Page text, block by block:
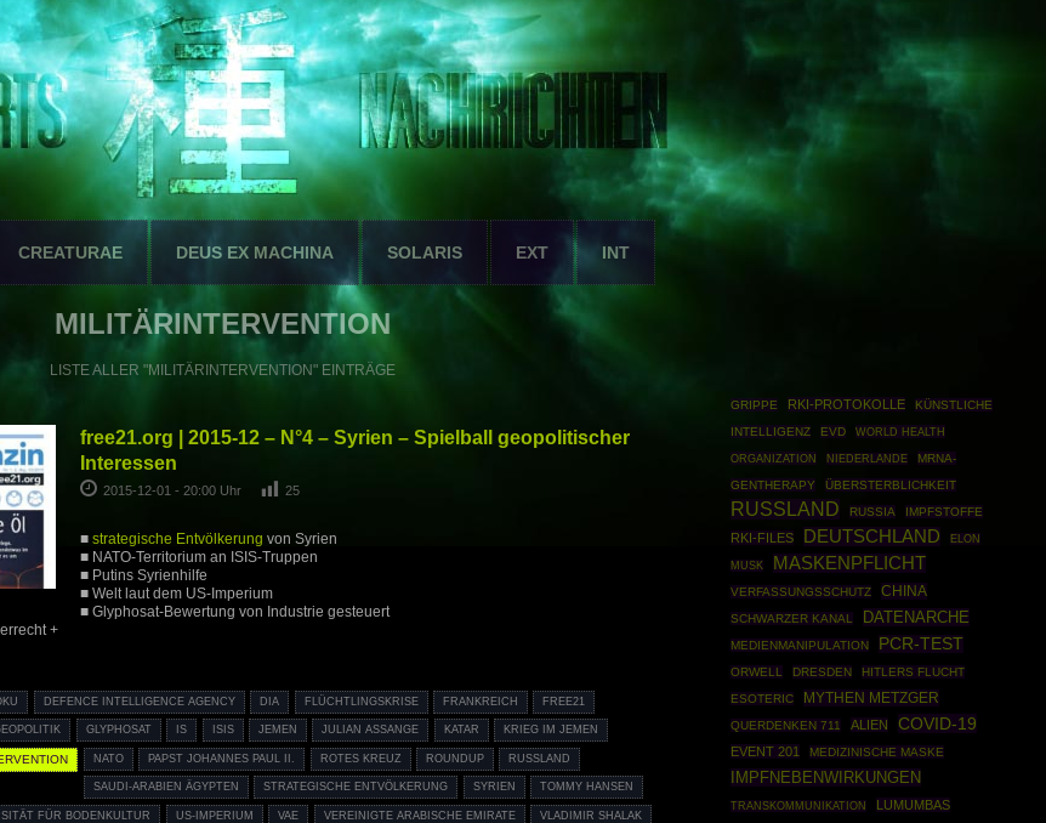
CREATURAE DEUS EX MACHINA SOLARIS EXT INT
MILITÄRINTERVENTION
LISTE ALLER "MILITÄRINTERVENTION" EINTRÄGE
free21.org | 2015-12 – N°4 – Syrien – Spielball geopolitischer
Interessen
2015-12-01 - 20:00 Uhr 25
■ strategische Entvölkerung von Syrien
■ NATO-Territorium an ISIS-Truppen
■ Putins Syrienhilfe
■ Welt laut dem US-Imperium
■ Glyphosat-Bewertung von Industrie gesteuert
+
DEFENCE INTELLIGENCE AGENCY DIA FLÜCHTLINGSKRISE FRANKREICH FREE21
GLYPHOSAT IS ISIS JEMEN JULIAN ASSANGE KATAR KRIEG IM JEMEN
NATO PAPST JOHANNES PAUL II. ROTES KREUZ ROUNDUP RUSSLAND
SAUDI-ARABIEN ÄGYPTEN STRATEGISCHE ENTVÖLKERUNG SYRIEN TOMMY HANSEN
FÜR BODENKULTUR US-IMPERIUM VAE VEREINIGTE ARABISCHE EMIRATE VLADIMIR SHALAK
GRIPPE RKI-PROTOKOLLE
KÜNSTLICHE
INTELLIGENZ
EVD
WORLD HEALTH
ORGANIZATION
NIEDERLANDE
MRNA-
GENTHERAPY
ÜBERSTERBLICHKEIT
RUSSLAND RUSSIA IMPFSTOFFE
RKI-FILES DEUTSCHLAND ELON
MUSK MASKENPFLICHT
VERFASSUNGSSCHUTZ CHINA
SCHWARZER KANAL DATENARCHE
MEDIENMANIPULATION PCR-TEST
ORWELL DRESDEN
HITLERS FLUCHT
ESOTERIC
MYTHEN METZGER
QUERDENKEN 711 ALIEN COVID-19
EVENT 201 MEDIZINISCHE MASKE
IMPFNEBENWIRKUNGEN
TRANSKOMMUNIKATION
LUMUMBAS